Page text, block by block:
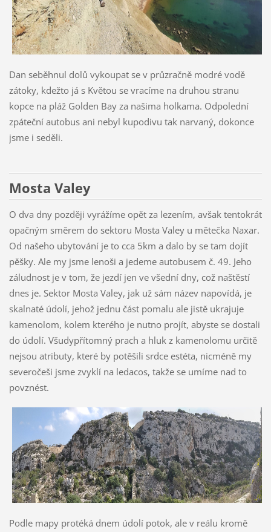
Dan seběhnul dolů vykoupat se v průzračně modré vodě
zátoky, kdežto já s Květou se vracíme na druhou stranu
kopce na pláž Golden Bay za našima holkama. Odpolední
zpáteční autobus ani nebyl kupodivu tak narvaný, dokonce
jsme i seděli.
Mosta Valey
O dva dny později vyrážíme opět za lezením, avšak tentokrát
opačným směrem do sektoru Mosta Valey u mětečka Naxar.
Od našeho ubytování je to cca 5km a dalo by se tam dojít
pěšky. Ale my jsme lenoši a jedeme autobusem č. 49. Jeho
záludnost je v tom, že jezdí jen ve všední dny, což naštěstí
dnes je. Sektor Mosta Valey, jak už sám název napovídá, je
skalnaté údolí, jehož jednu část pomalu ale jistě ukrajuje
kamenolom, kolem kterého je nutno projít, abyste se dostali
do údolí. Všudypřítomný prach a hluk z kamenolomu určitě
nejsou atributy, které by potěšili srdce estéta, nicméně my
severočeši jsme zvyklí na ledacos, takže se umíme nad to
povznést.
Podle mapy protéká dnem údolí potok, ale v reálu kromě